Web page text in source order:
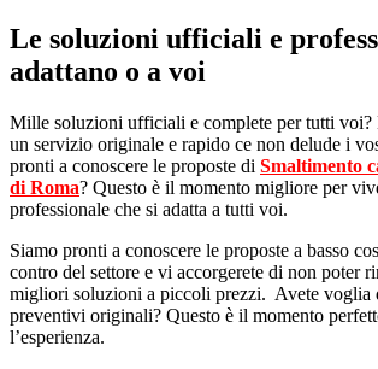
Le soluzioni ufficiali e
adattano o a voi
Mille soluzioni ufficiali e complete per tutti voi?
un servizio originale e rapido ce non delude i
pronti a conoscere le proposte di Smaltimento
di Roma? Questo è il momento migliore per
professionale che si adatta a tutti voi.
Siamo pronti a conoscere le proposte a basso
contro del settore e vi accorgerete di non poter
migliori soluzioni a piccoli prezzi. Avete voglia
preventivi originali? Questo è il momento
l’esperienza.